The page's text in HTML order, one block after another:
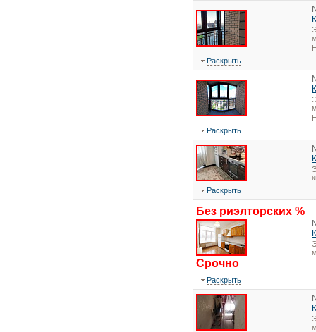
Раскрыть
Раскрыть
Раскрыть
Без риэлторских %
Срочно
Раскрыть